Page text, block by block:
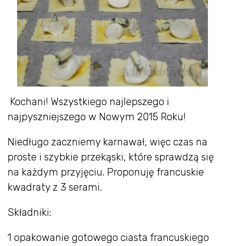
Kochani! Wszystkiego najlepszego i
najpyszniejszego w Nowym 2015 Roku!
Niedługo zaczniemy karnawał, więc czas na
proste i szybkie przekąski, które sprawdzą się
na każdym przyjęciu. Proponuję francuskie
kwadraty z 3 serami.
Składniki:
1 opakowanie gotowego ciasta francuskiego